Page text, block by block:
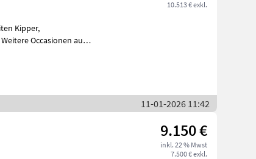
10.513 € exkl.
11-01-2026 11:42
9.150 €
inkl. 22 % Mwst
7.500 € exkl.